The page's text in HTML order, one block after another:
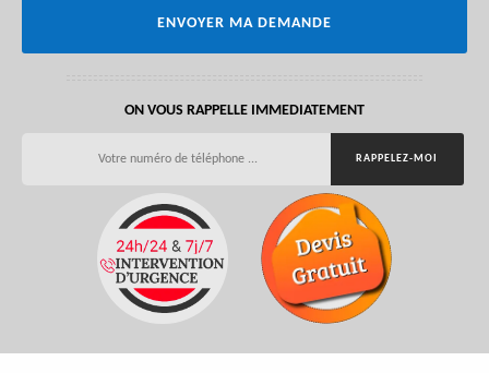
ON VOUS RAPPELLE IMMEDIATEMENT